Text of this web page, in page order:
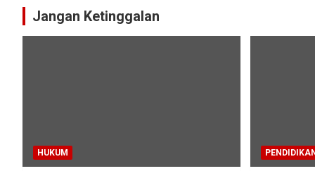
Jangan Ketinggalan
HUKUM